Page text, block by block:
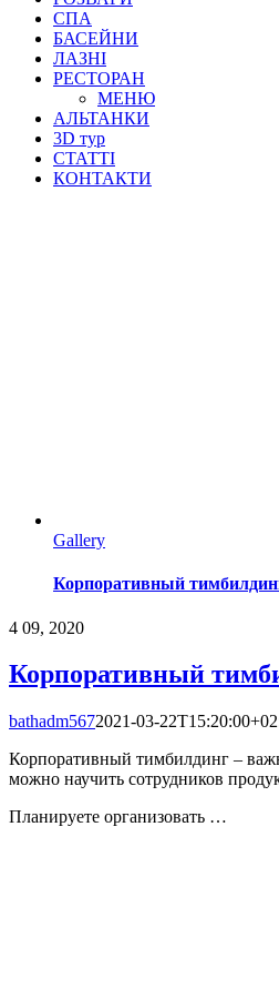
СПА
БАСЕЙНИ
ЛАЗНІ
РЕСТОРАН
МЕНЮ
АЛЬТАНКИ
3D тур
СТАТТІ
КОНТАКТИ
Gallery
Корпоративный
4 09, 2020
Корпоративный
bathadm5672021-03-
Корпоративный тимбилдинг –
можно научить сотрудников
Планируете организовать …